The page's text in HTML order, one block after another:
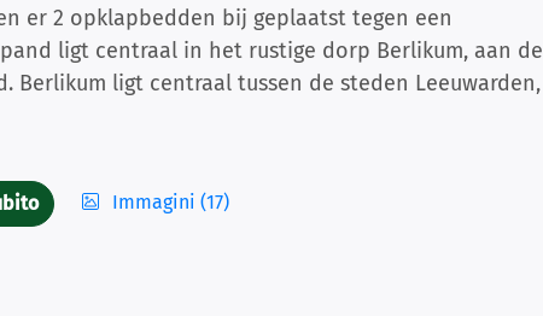
er 2 opklapbedden bij geplaatst tegen een
ligt centraal in het rustige dorp Berlikum, aan de
Berlikum ligt centraal tussen de steden Leeuwarden,
Immagini (17)